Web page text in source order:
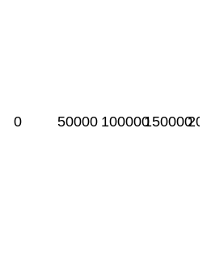
0 50000 100000150000